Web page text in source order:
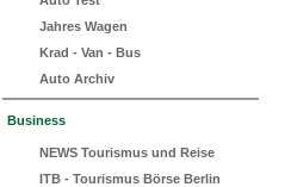
Jahres Wagen
Krad - Van - Bus
Auto Archiv
Business
NEWS Tourismus und Reise
ITB - Tourismus Börse Berlin